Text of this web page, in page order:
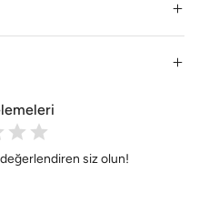
değerlendiren siz olun!